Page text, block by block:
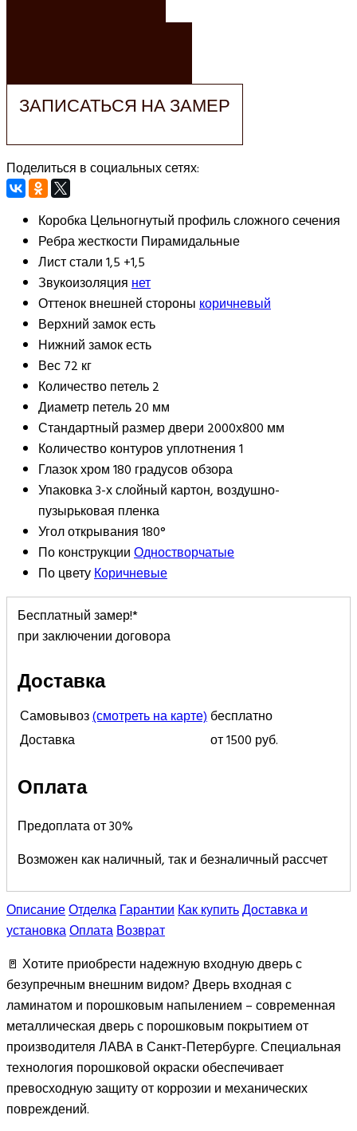
ЗАПИСАТЬСЯ НА ЗАМЕР
Поделиться в социальных сетях:
КоробкаЦельногнутый профиль сложного сечения
Ребра жесткости Пирамидальные
Лист стали1,5 +1,5
Звукоизоляциянет
Оттенок внешней стороныкоричневый
Верхний замокесть
Нижний замокесть
Вес72 кг
Количество петель2
Диаметр петель20 мм
Стандартный размер двери 2000х800 мм
Количество контуров уплотнения1
Глазокхром 180 градусов обзора
Упаковка3-х слойный картон, воздушно-
пузырьковая пленка
Угол открывания180°
По конструкцииОдностворчатые
По цветуКоричневые
Бесплатный замер!*
при заключении договора
Доставка
Самовывоз(смотреть на карте)бесплатно
Доставка
от 1500 руб.
Оплата
Предоплата от 30%
Возможен как наличный, так и безналичный рассчет
ОписаниеОтделкаГарантииКак купитьДоставка и
установкаОплатаВозврат
🚪 Хотите приобрести надежную входную дверь с
безупречным внешним видом? Дверь входная с
ламинатом и порошковым напылением – современная
металлическая дверь с порошковым покрытием от
производителя ЛАВА в Санкт-Петербурге. Специальная
технология порошковой окраски обеспечивает
превосходную защиту от коррозии и механических
повреждений.